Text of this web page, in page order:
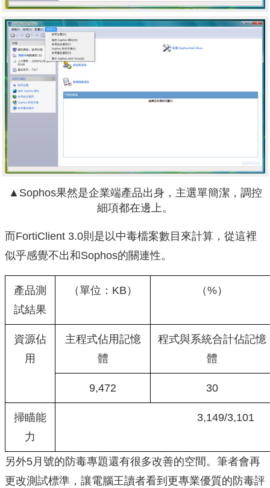
▲Sophos果然是企業端產品出身，主選單簡潔，調控
細項都在邊上。
而FortiClient 3.0則是以中毒檔案數目來計算，從這裡
似乎感覺不出和Sophos的關連性。
產品測
試結果
（單位：KB） （%）
資源佔
用
主程式佔用記憶
體
程式與系統合計佔記憶
體
9,472 30
掃瞄能
力
3,149/3,101
另外5月號的防毒專題還有很多改善的空間。筆者會再
更改測試標準，讓電腦王讀者看到更專業優質的防毒評